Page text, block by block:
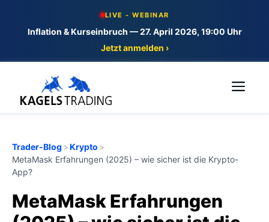
LIVE - WEBINAR
Inflation & Kurseinbruch — 27. April 2026, 19:00 Uhr
Jetzt anmelden ›
Trader-Blog >Krypto >
MetaMask Erfahrungen (2025) – wie sicher ist die Krypto-
App?
MetaMask Erfahrungen